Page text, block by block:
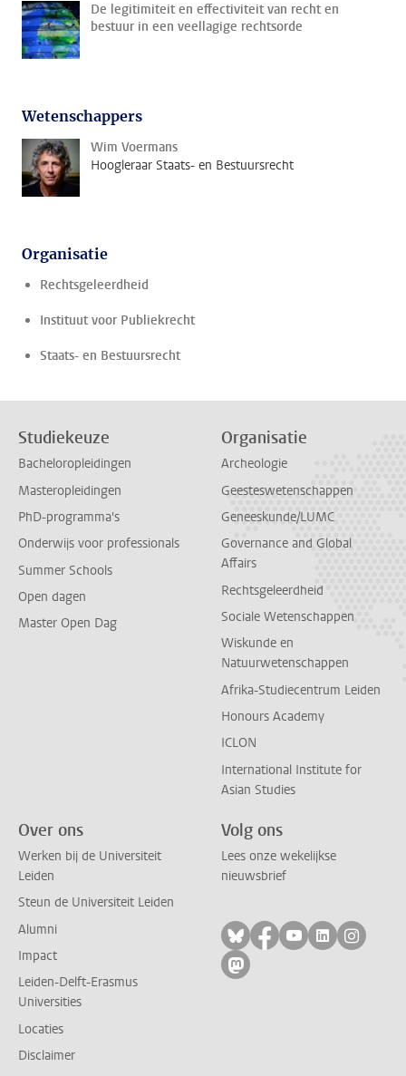
De legitimiteit en effectiviteit van recht en
bestuur in een veellagige rechtsorde
Wetenschappers
Wim Voermans
Hoogleraar Staats- en Bestuursrecht
Organisatie
Rechtsgeleerdheid
Instituut voor Publiekrecht
Staats- en Bestuursrecht
Studiekeuze
Bacheloropleidingen
Masteropleidingen
PhD-programma's
Onderwijs voor professionals
Summer Schools
Open dagen
Master Open Dag
Organisatie
Archeologie
Geesteswetenschappen
Geneeskunde/LUMC
Governance and Global
Affairs
Rechtsgeleerdheid
Sociale Wetenschappen
Wiskunde en
Natuurwetenschappen
Afrika-Studiecentrum Leiden
Honours Academy
ICLON
International Institute for
Asian Studies
Over ons
Werken bij de Universiteit
Leiden
Steun de Universiteit Leiden
Alumni
Impact
Leiden-Delft-Erasmus
Universities
Locaties
Disclaimer
Volg ons
Lees onze wekelijkse
nieuwsbrief
Volg ons op bluesky
Volg ons op
Volg ons op
Volg ons
Volg
Volg ons op mastodon